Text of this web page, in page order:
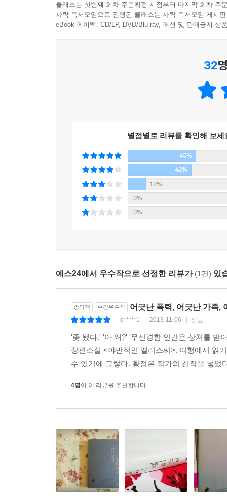
앨리시어는 이제 그녀가 자신보다 크지 않으며 어
방법은 없지만 그녀가 문간을 지날 때, 현관에
상담센터를 찾아가보지만 직원으로부터 무책임
아직도 떨어지고, 여태 떨어지고 있는 거다. 상당
떨어지고 떨어지고… 계속, 계속… 더는 토끼도
끝나겠지, 생각하는데도 끝나지 않아서, 이게 안
그래서 어떻게 되냐.
클래스는 첫번째 회차 주문확정 시점부터 마지막 회차 주
사락 독서모임으로 진행된 클래스는 사락 독서모임 게시
eBook 페이백, CD/LP, DVD/Blu-ray, 패션 및 판매금지 상
32
별점별로 리뷰를 확인해 보세
45%
42%
12%
0%
0%
예스24에서 우수작으로 선정한 리뷰가 (1건) 있
종이책 주간우수작 어긋난 폭력, 어긋난 가족,
d*****1 2013-11-06 신고
'좆 됐다.' '아 왜?' '무신경한 인간은 상처를 받
장편소설 <야만적인 앨리스씨>. 여행에서 읽
수 있기에 그렇다. 황정은 작가의 신작을 넣었
4명이 이 리뷰를 추천합니다.